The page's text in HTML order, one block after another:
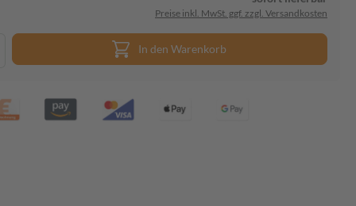
Preise inkl. MwSt. ggf. zzgl. Versandkosten
In den Warenkorb